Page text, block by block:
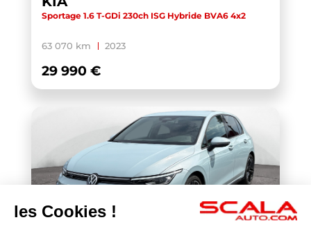
Sportage 1.6 T-GDi 230ch ISG Hybride BVA6 4x2
63 070 km 2023
29 990 €
les Cookies !